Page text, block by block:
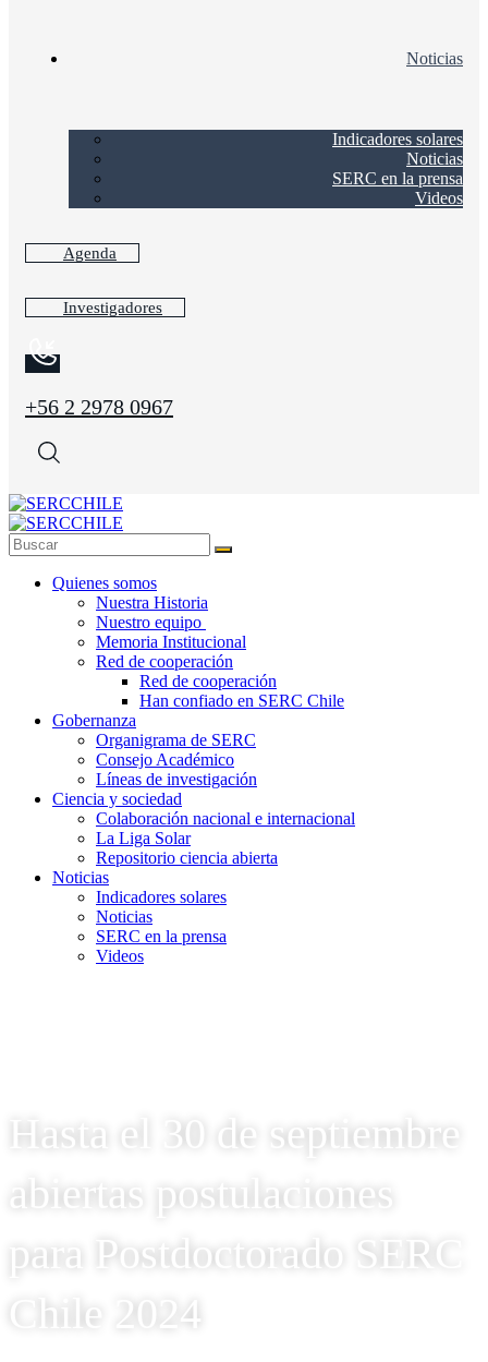
Noticias
Indicadores solares
Noticias
SERC en la prensa
Videos
Agenda
Investigadores
+56 2 2978 0967
Quienes somos
Nuestra Historia
Nuestro equipo
Memoria Institucional
Red de cooperación
Red de cooperación
Han confiado en SERC Chile
Gobernanza
Organigrama de SERC
Consejo Académico
Líneas de investigación
Ciencia y sociedad
Colaboración nacional e internacional
La Liga Solar
Repositorio ciencia abierta
Noticias
Indicadores solares
Noticias
SERC en la prensa
Videos
Hasta el 30 de septiembre
abiertas postulaciones
para Postdoctorado SERC
Chile 2024